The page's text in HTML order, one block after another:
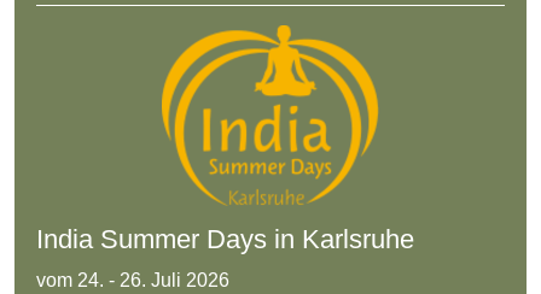
India Summer Days in Karlsruhe
vom 24. - 26. Juli 2026